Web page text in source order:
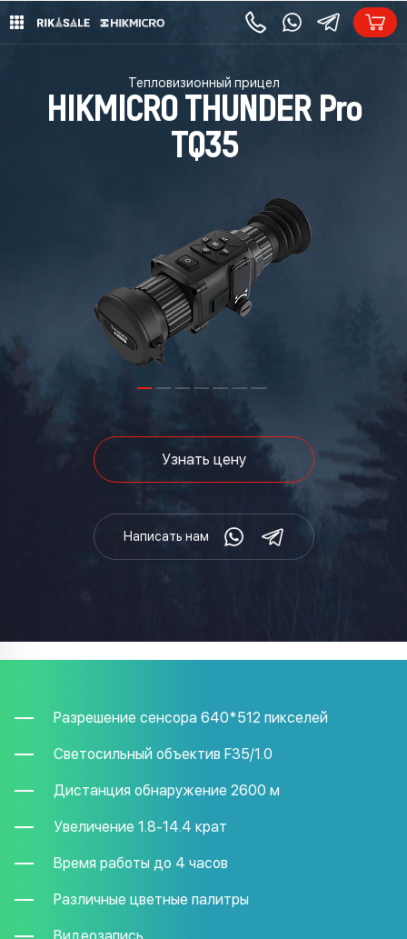
Тепловизионный прицел
HIKMICRO THUNDER Pro
TQ35
Узнать цену
Написать нам
Разрешение сенсора 640*512 пикселей
Светосильный объектив F35/1.0
Дистанция обнаружение 2600 м
Увеличение 1.8-14.4 крат
Время работы до 4 часов
Различные цветные палитры